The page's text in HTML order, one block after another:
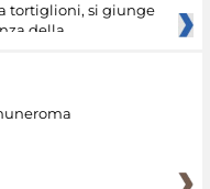
tortiglioni, si giunge
della